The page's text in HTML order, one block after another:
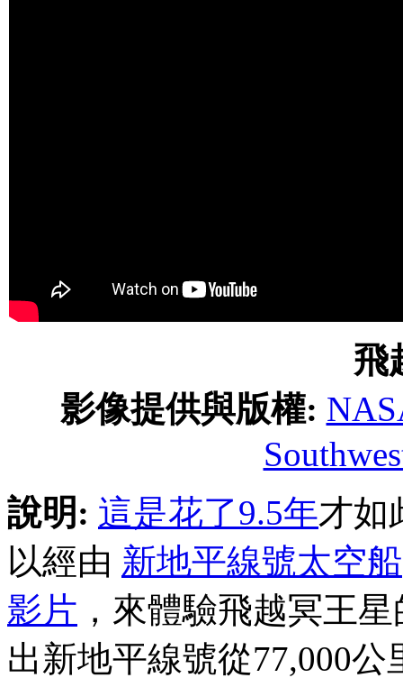
飛
影像提供與版權:
說明: 這是花了9.5年才如
以經由 新地平線號太空船
影片 ，來體驗飛越冥王
出新地平線號從77,000